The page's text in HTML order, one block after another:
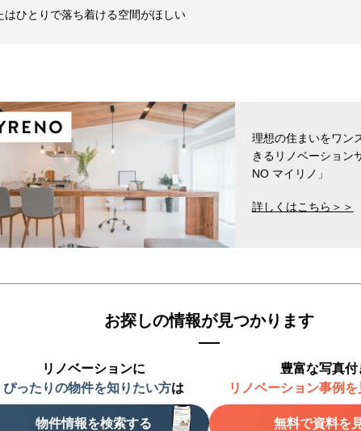
はひとりで落ち着ける空間がほしい
理想の住まいをワン
きるリノベーション
NO マイリノ」
詳しくはこちら＞＞
お探しの情報が見つかります
リノベーションに
ぴったりの物件を知りたい方は
物件情報を検索する
豊富な写真付
リノベーション事例
無料で資料を